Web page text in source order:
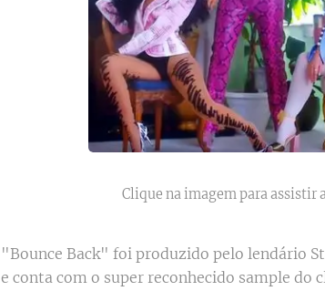
Clique na imagem para assistir
"Bounce Back" foi produzido pelo lendário
e conta com o super reconhecido sample do